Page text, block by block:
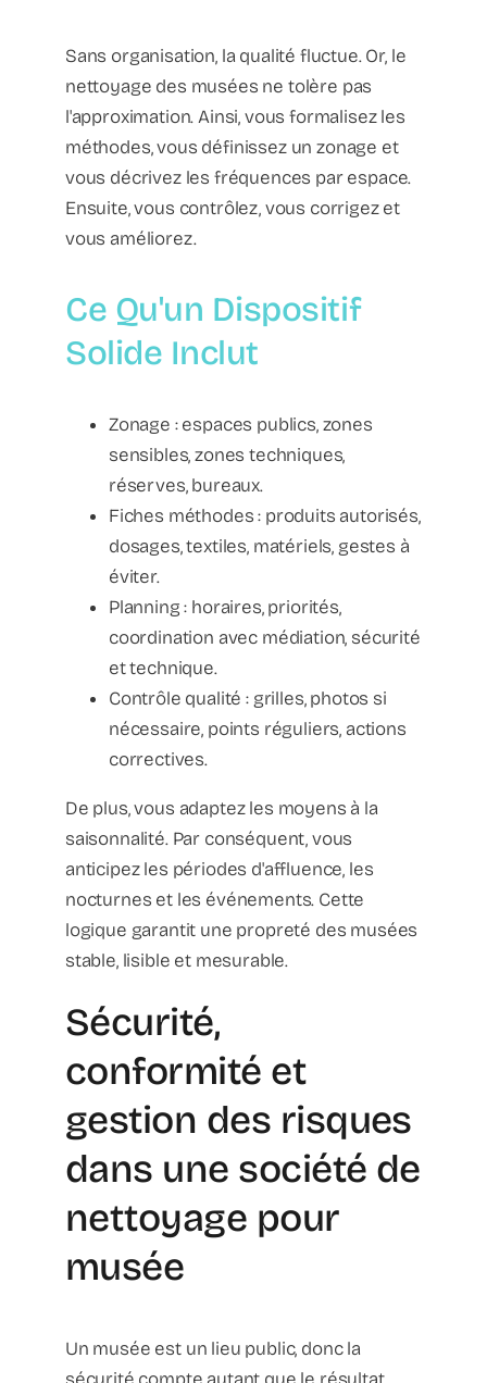
Sans organisation, la qualité fluctue. Or, le
nettoyage des musées ne tolère pas
l'approximation. Ainsi, vous formalisez les
méthodes, vous définissez un zonage et
vous décrivez les fréquences par espace.
Ensuite, vous contrôlez, vous corrigez et
vous améliorez.
Ce Qu'un Dispositif
Solide Inclut
Zonage : espaces publics, zones
sensibles, zones techniques,
réserves, bureaux.
Fiches méthodes : produits autorisés,
dosages, textiles, matériels, gestes à
éviter.
Planning : horaires, priorités,
coordination avec médiation, sécurité
et technique.
Contrôle qualité : grilles, photos si
nécessaire, points réguliers, actions
correctives.
De plus, vous adaptez les moyens à la
saisonnalité. Par conséquent, vous
anticipez les périodes d'affluence, les
nocturnes et les événements. Cette
logique garantit une propreté des musées
stable, lisible et mesurable.
Sécurité,
conformité et
gestion des risques
dans une société de
nettoyage pour
musée
Un musée est un lieu public, donc la